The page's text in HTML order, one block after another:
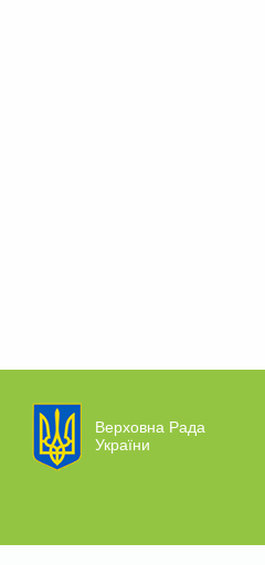
Верховна Рада
України